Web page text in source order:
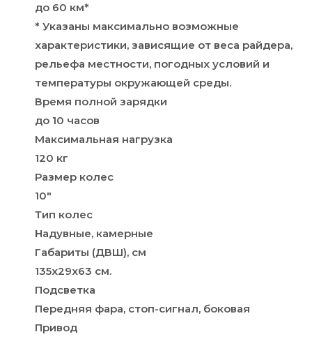
до 60 км*
* Указаны максимально возможные
характеристики, зависящие от веса райдера,
рельефа местности, погодных условий и
температуры окружающей среды.
Время полной зарядки
до 10 часов
Максимальная нагрузка
120 кг
Размер колес
10″
Тип колес
Надувные, камерные
Габариты (ДВШ), см
135x29x63 см.
Подсветка
Передняя фара, стоп-сигнал, боковая
Привод